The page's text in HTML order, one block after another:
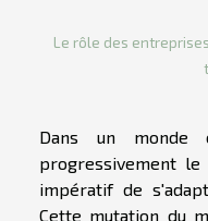
Le rôle des
Dans un monde
progressivement
impératif de
Cette mutation du